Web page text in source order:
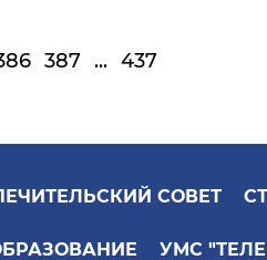
387 ... 437
СОВЕТ
УМС